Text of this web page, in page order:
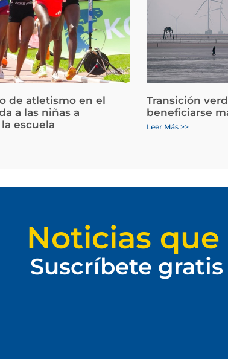
de atletismo en el
a las niñas a
escuela
Transición
beneficiarse
Leer Más >>
Noticias
Suscríbete